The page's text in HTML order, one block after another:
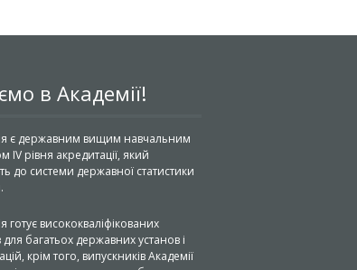
в Академії!
є державним вищим навчальним
IV рівня акредитації, який
до системи державної статистики
готує висококваліфікованих
для багатьох державних установ і
крім того, випускників Академії